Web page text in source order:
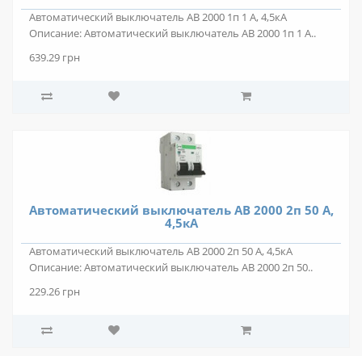
Автоматический выключатель АВ 2000 1п 1 А, 4,5кА
Описание: Автоматический выключатель АВ 2000 1п 1 А..
639.29 грн
Автоматический выключатель АВ 2000 2п 50 А,
4,5кА
Автоматический выключатель АВ 2000 2п 50 А, 4,5кА
Описание: Автоматический выключатель АВ 2000 2п 50..
229.26 грн